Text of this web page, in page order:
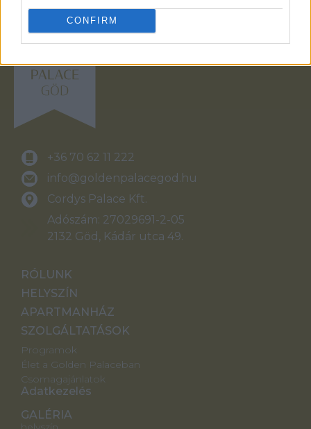
CONFIRM
+36 70 62 11 222
info@goldenpalacegod.hu
Cordys Palace Kft.
Adószám: 27029691-2-05
2132 Göd, Kádár utca 49.
RÓLUNK
HELYSZÍN
APARTMANHÁZ
SZOLGÁLTATÁSOK
Programok
Élet a Golden Palaceban
Csomagajánlatok
Adatkezelés
GALÉRIA